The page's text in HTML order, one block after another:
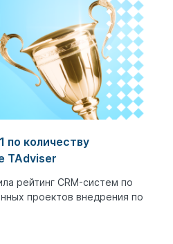
по количеству
TAdviser
рейтинг CRM-систем по
проектов внедрения по